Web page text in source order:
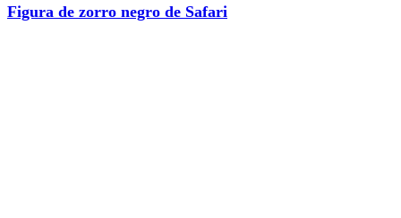
Figura de zorro negro de Safari